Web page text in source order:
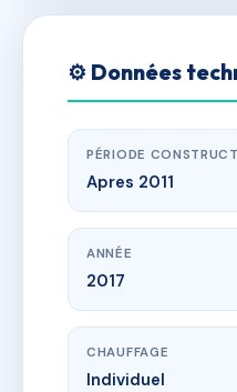
⚙️ Données
PÉRIODE
Apres 2011
ANNÉE
2017
CHAUFFAGE
Individuel